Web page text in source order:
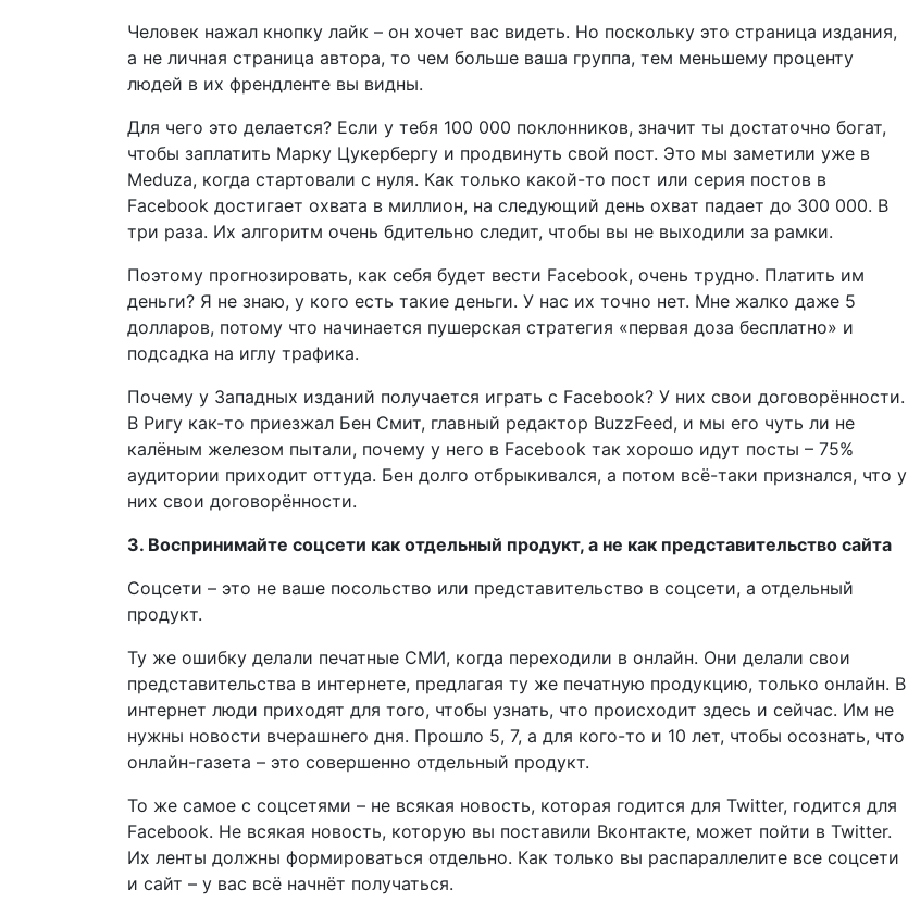
Человек нажал кнопку лайк – он хочет вас видеть. Но поскольку это страница издания,
а не личная страница автора, то чем больше ваша группа, тем меньшему проценту
людей в их френдленте вы видны.
Для чего это делается? Если у тебя 100 000 поклонников, значит ты достаточно богат,
чтобы заплатить Марку Цукербергу и продвинуть свой пост. Это мы заметили уже в
Meduza, когда стартовали с нуля. Как только какой-то пост или серия постов в
Facebook достигает охвата в миллион, на следующий день охват падает до 300 000. В
три раза. Их алгоритм очень бдительно следит, чтобы вы не выходили за рамки.
Поэтому прогнозировать, как себя будет вести Facebook, очень трудно. Платить им
деньги? Я не знаю, у кого есть такие деньги. У нас их точно нет. Мне жалко даже 5
долларов, потому что начинается пушерская стратегия «первая доза бесплатно» и
подсадка на иглу трафика.
Почему у Западных изданий получается играть с Facebook? У них свои договорённости.
В Ригу как-то приезжал Бен Смит, главный редактор BuzzFeed, и мы его чуть ли не
калёным железом пытали, почему у него в Facebook так хорошо идут посты – 75%
аудитории приходит оттуда. Бен долго отбрыкивался, а потом всё-таки признался, что у
них свои договорённости.
3. Воспринимайте соцсети как отдельный продукт, а не как представительство сайта
Соцсети – это не ваше посольство или представительство в соцсети, а отдельный
продукт.
Ту же ошибку делали печатные СМИ, когда переходили в онлайн. Они делали свои
представительства в интернете, предлагая ту же печатную продукцию, только онлайн. В
интернет люди приходят для того, чтобы узнать, что происходит здесь и сейчас. Им не
нужны новости вчерашнего дня. Прошло 5, 7, а для кого-то и 10 лет, чтобы осознать, что
онлайн-газета – это совершенно отдельный продукт.
То же самое с соцсетями – не всякая новость, которая годится для Twitter, годится для
Facebook. Не всякая новость, которую вы поставили Вконтакте, может пойти в Twitter.
Их ленты должны формироваться отдельно. Как только вы распараллелите все соцсети
и сайт – у вас всё начнёт получаться.